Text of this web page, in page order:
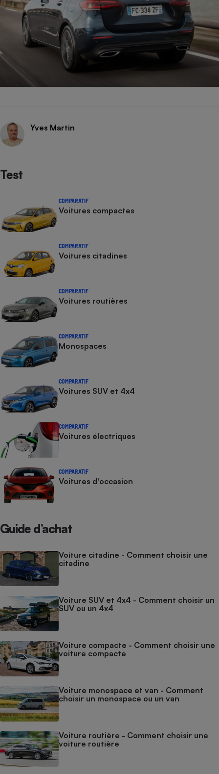
Yves Martin
Test
COMPARATIF
Voitures compactes
COMPARATIF
Voitures citadines
COMPARATIF
Voitures routières
COMPARATIF
Monospaces
COMPARATIF
Voitures SUV et 4x4
COMPARATIF
Voitures électriques
COMPARATIF
Voitures d'occasion
Guide d’achat
Voiture citadine - Comment choisir une
citadine
Voiture SUV et 4x4 - Comment choisir un
SUV ou un 4x4
Voiture compacte - Comment choisir une
voiture compacte
Voiture monospace et van - Comment
choisir un monospace ou un van
Voiture routière - Comment choisir une
voiture routière